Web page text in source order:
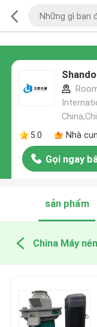
5.0
Nhà
Gọi ngay
sản phẩm
China Máy